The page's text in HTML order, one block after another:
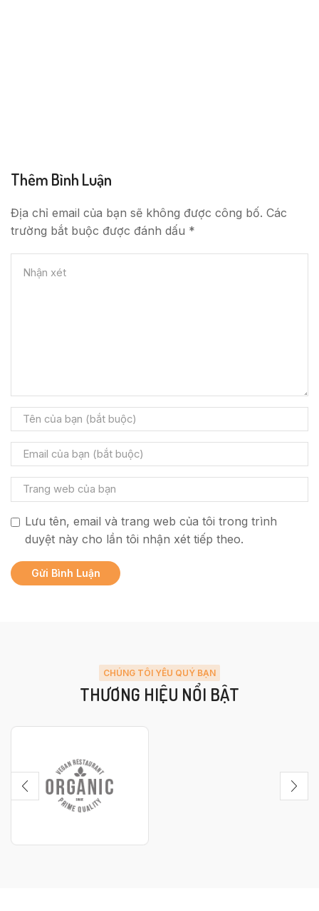
Thêm Bình Luận
Địa chỉ email của bạn sẽ không được công bố. Các
trường bắt buộc được đánh dấu *
Lưu tên, email và trang web của tôi trong trình
duyệt này cho lần tôi nhận xét tiếp theo.
CHÚNG TÔI YÊU QUÝ BẠN
THƯƠNG HIỆU NỔI BẬT